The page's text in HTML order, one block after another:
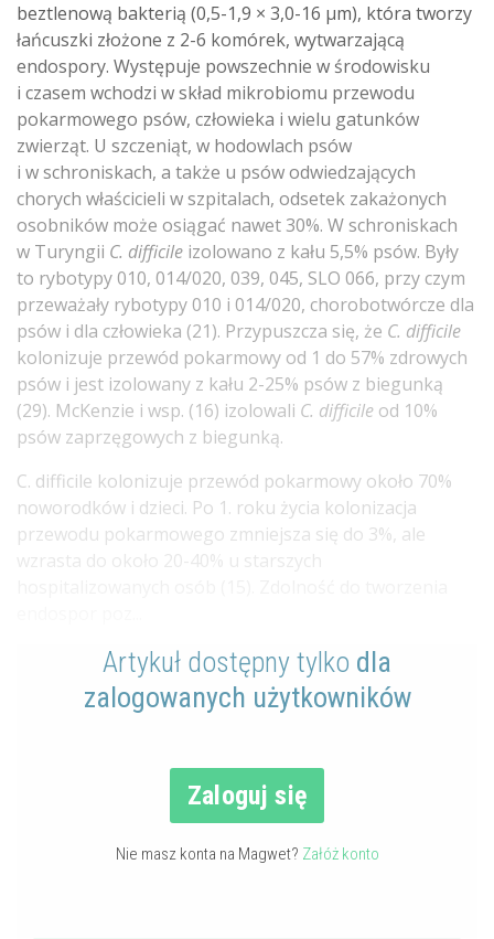
beztlenową bakterią (0,5-1,9 × 3,0-16 µm), która tworzy
łańcuszki złożone z 2-6 komórek, wytwarzającą
endospory. Występuje powszechnie w środowisku
i czasem wchodzi w skład mikrobiomu przewodu
pokarmowego psów, człowieka i wielu gatunków
zwierząt. U szczeniąt, w hodowlach psów
i w schroniskach, a także u psów odwiedzających
chorych właścicieli w szpitalach, odsetek zakażonych
osobników może osiągać nawet 30%. W schroniskach
w Turyngii C. difficile izolowano z kału 5,5% psów. Były
to rybotypy 010, 014/020, 039, 045, SLO 066, przy czym
przeważały rybotypy 010 i 014/020, chorobotwórcze dla
psów i dla człowieka (21). Przypuszcza się, że C. difficile
kolonizuje przewód pokarmowy od 1 do 57% zdrowych
psów i jest izolowany z kału 2-25% psów z biegunką
(29). McKenzie i wsp. (16) izolowali C. difficile od 10%
psów zaprzęgowych z biegunką.
C. difficile kolonizuje przewód pokarmowy około 70%
noworodków i dzieci. Po 1. roku życia kolonizacja
przewodu pokarmowego zmniejsza się do 3%, ale
wzrasta do około 20-40% u starszych
Artykuł dostępny tylko dla
zalogowanych użytkowników
Zaloguj się
Nie masz konta na Magwet? Załóż konto